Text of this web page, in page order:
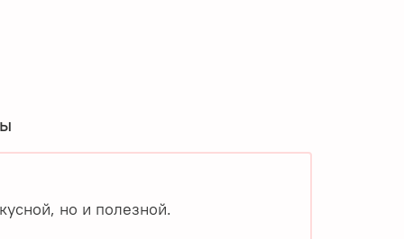
но и полезной.